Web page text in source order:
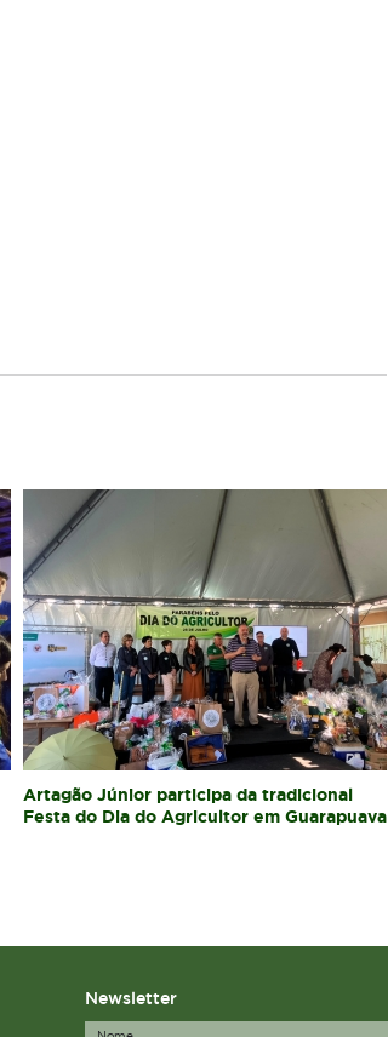
Artagão Júnior participa da tradicional
Festa do Dia do Agricultor em Guarapuava
Newsletter